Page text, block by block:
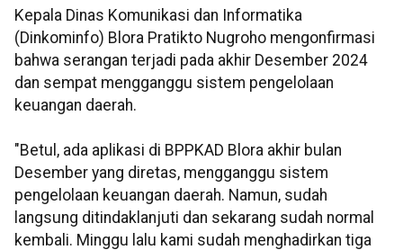
Kepala Dinas Komunikasi dan Informatika
(Dinkominfo) Blora Pratikto Nugroho mengonfirmasi
bahwa serangan terjadi pada akhir Desember 2024
dan sempat mengganggu sistem pengelolaan
keuangan daerah.
"Betul, ada aplikasi di BPPKAD Blora akhir bulan
Desember yang diretas, mengganggu sistem
pengelolaan keuangan daerah. Namun, sudah
langsung ditindaklanjuti dan sekarang sudah normal
kembali. Minggu lalu kami sudah menghadirkan tiga